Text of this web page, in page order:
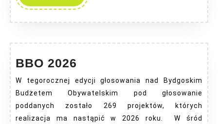
MORE
BBO 2026
2026
W tegorocznej edycji głosowania nad Bydgoskim
Budżetem Obywatelskim pod głosowanie
poddanych zostało 269 projektów, których
realizacja ma nastąpić w 2026 roku. W śród